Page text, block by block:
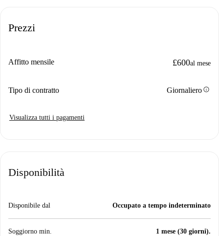
Prezzi
Affitto mensile £600al mese
Tipo di contratto Giornalieroinfo
Visualizza tutti i pagamenti
Disponibilità
Disponibile dal Occupato a tempo indeterminato
Soggiorno min. 1 mese (30 giorni).